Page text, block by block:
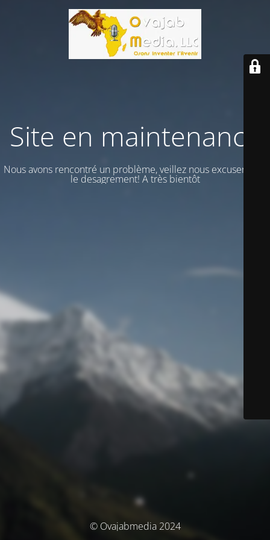
Site en maintenance
Nous avons rencontré un problème, veillez nous excuser vour
le desagrement! A très bientôt
© Ovajabmedia 2024